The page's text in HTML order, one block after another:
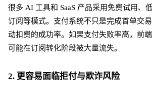
很多 AI 工具和 SaaS 产品采用免费试用、
订阅等模式。支付系统不只是完成首单交
动扣费的成功率。如果支付失败率高，前
可能在订阅转化阶段被大量流失。
2. 更容易面临拒付与欺诈风险